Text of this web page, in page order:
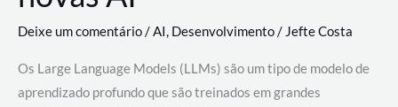
Deixe um comentário/AI, Desenvolvimento/ Jefte Costa
Os Large Language Models (LLMs) são um tipo de modelo de
aprendizado profundo que são treinados em grandes